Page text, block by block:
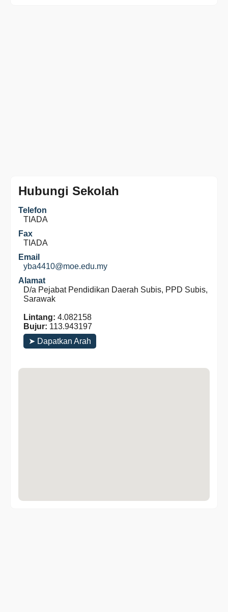
Hubungi Sekolah
Telefon
TIADA
Fax
TIADA
Email
yba4410@moe.edu.my
Alamat
D/a Pejabat Pendidikan Daerah Subis, PPD Subis,
Sarawak
Lintang: 4.082158
Bujur: 113.943197
➤ Dapatkan Arah